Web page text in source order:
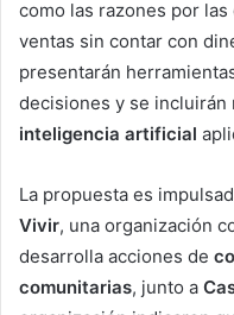
como las razones por
ventas sin contar con
presentarán
decisiones y se
inteligencia artificial
La propuesta es
Vivir, una organización
desarrolla acciones de
comunitarias, junto a